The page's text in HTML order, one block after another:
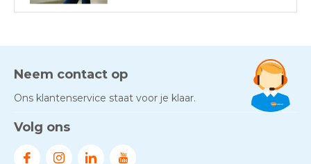
AED-apparaten - Welke past
Door Marco van Arbowinkel.nl
Door
Neem contact op
Ons klantenservice staat voor je klaar.
Volg ons